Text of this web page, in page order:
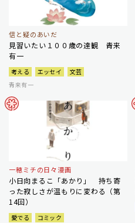
信と疑のあいだ
見習いたい１００歳の達観 青来
有一
考える エッセイ
文芸
青来有一
一穂ミチの日々漫画
小日向まるこ「あかり」 持ち寄
った寂しさが温もりに変わる（第
14回）
愛でる
コミック